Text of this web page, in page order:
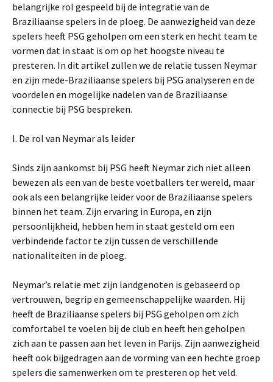
belangrijke rol gespeeld bij de integratie van de
Braziliaanse spelers in de ploeg. De aanwezigheid van deze
spelers heeft PSG geholpen om een ​​sterk en hecht team te
vormen dat in staat is om op het hoogste niveau te
presteren. In dit artikel zullen we de relatie tussen Neymar
en zijn mede-Braziliaanse spelers bij PSG analyseren en de
voordelen en mogelijke nadelen van de Braziliaanse
connectie bij PSG bespreken.
I. De rol van Neymar als leider
Sinds zijn aankomst bij PSG heeft Neymar zich niet alleen
bewezen als een van de beste voetballers ter wereld, maar
ook als een belangrijke leider voor de Braziliaanse spelers
binnen het team. Zijn ervaring in Europa, en zijn
persoonlijkheid, hebben hem in staat gesteld om een
verbindende factor te zijn tussen de verschillende
nationaliteiten in de ploeg.
Neymar’s relatie met zijn landgenoten is gebaseerd op
vertrouwen, begrip en gemeenschappelijke waarden. Hij
heeft de Braziliaanse spelers bij PSG geholpen om zich
comfortabel te voelen bij de club en heeft hen geholpen
zich aan te passen aan het leven in Parijs. Zijn aanwezigheid
heeft ook bijgedragen aan de vorming van een hechte groep
spelers die samenwerken om te presteren op het veld.